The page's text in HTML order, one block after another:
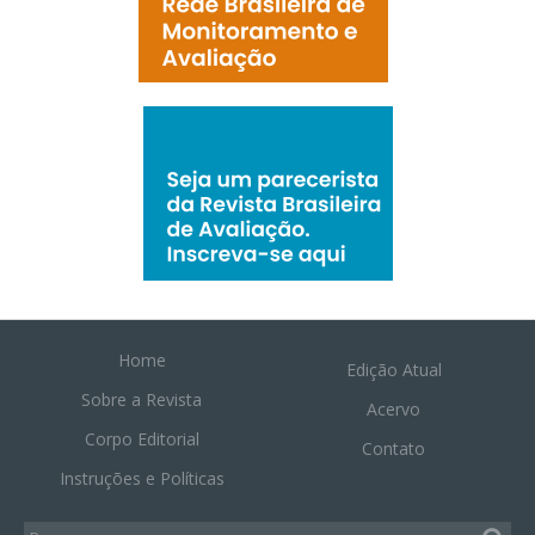
Home
Sobre a Revista
Corpo Editorial
Instruções e Políticas
Edição Atual
Acervo
Contato